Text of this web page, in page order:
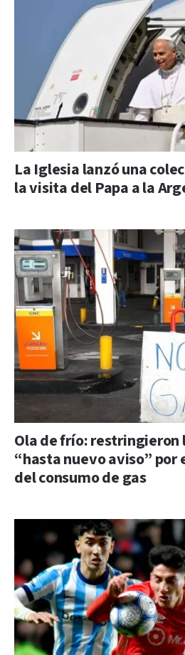
La Iglesia lanzó una
la visita del Papa a la
Ola de frío: restringieron
“hasta nuevo aviso”
del consumo de gas